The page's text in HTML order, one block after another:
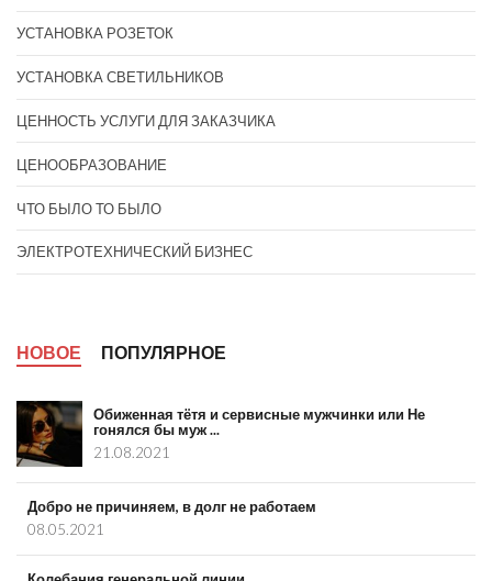
УСТАНОВКА РОЗЕТОК
УСТАНОВКА СВЕТИЛЬНИКОВ
ЦЕННОСТЬ УСЛУГИ ДЛЯ ЗАКАЗЧИКА
ЦЕНООБРАЗОВАНИЕ
ЧТО БЫЛО ТО БЫЛО
ЭЛЕКТРОТЕХНИЧЕСКИЙ БИЗНЕС
НОВОЕ ПОПУЛЯРНОЕ
Обиженная тётя и сервисные мужчинки или Не
гонялся бы муж ...
21.08.2021
Добро не причиняем, в долг не работаем
08.05.2021